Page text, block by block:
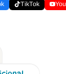
TikTok